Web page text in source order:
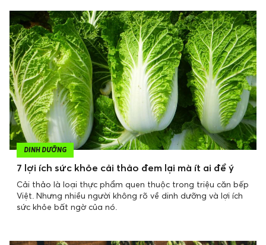
DINH DƯỠNG
7 lợi ích sức khỏe cải thảo đem lại mà ít ai để ý
Cải thảo là loại thực phẩm quen thuộc trong triệu căn bếp
Việt. Nhưng nhiều người không rõ về dinh dưỡng và lợi ích
sức khỏe bất ngờ của nó.